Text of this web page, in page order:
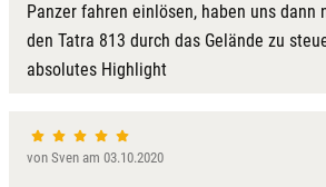
Panzer fahren einlösen, haben uns dann
den Tatra 813 durch das Gelände zu
absolutes Highlight
von Sven am 03.10.2020